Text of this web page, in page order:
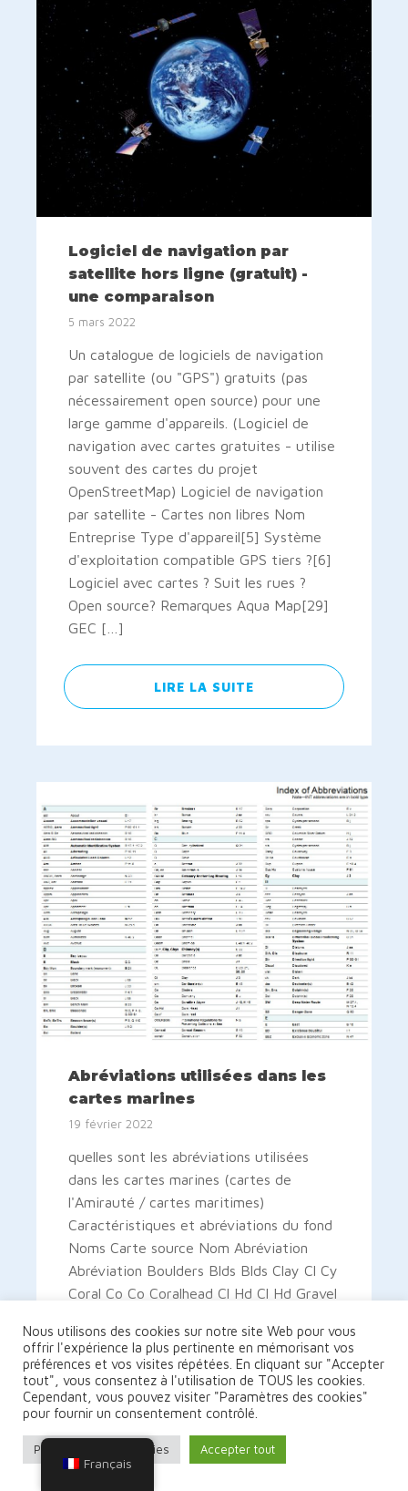
Logiciel de navigation par
satellite hors ligne (gratuit) -
une comparaison
5 mars 2022
Un catalogue de logiciels de navigation
par satellite (ou "GPS") gratuits (pas
nécessairement open source) pour une
large gamme d'appareils. (Logiciel de
navigation avec cartes gratuites - utilise
souvent des cartes du projet
OpenStreetMap) Logiciel de navigation
par satellite - Cartes non libres Nom
Entreprise Type d'appareil[5] Système
d'exploitation compatible GPS tiers ?[6]
Logiciel avec cartes ? Suit les rues ?
Open source? Remarques Aqua Map[29]
GEC […]
LIRE LA SUITE
Abréviations utilisées dans les
cartes marines
19 février 2022
quelles sont les abréviations utilisées
dans les cartes marines (cartes de
l'Amirauté / cartes maritimes)
Caractéristiques et abréviations du fond
Noms Carte source Nom Abréviation
Abréviation Boulders Blds Blds Clay Cl Cy
Coral Co Co Coralhead Cl Hd Cl Hd Gravel
LIRE LA SUITE
Nous utilisons des cookies sur notre site Web pour vous
offrir l'expérience la plus pertinente en mémorisant vos
préférences et vos visites répétées. En cliquant sur "Accepter
tout", vous consentez à l'utilisation de TOUS les cookies.
Cependant, vous pouvez visiter "Paramètres des cookies"
pour fournir un consentement contrôlé.
Paramètres des cookies Accepter tout
Français